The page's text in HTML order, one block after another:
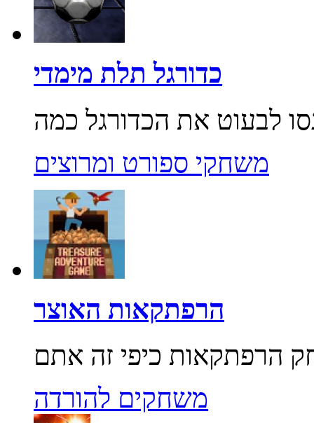
כדורגל תלת מימדי
משחקי ספורט ומרוצים
הרפתקאות האוצר
משחקים להורדה